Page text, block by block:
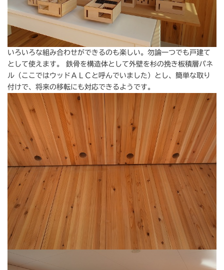
いろいろな組み合わせができるのも楽しい。勿論一つでも戸建て
として使えます。 鉄骨を構造体として外壁を杉の挽き板積層パネ
ル（ここではウッドＡＬＣと呼んでいました）とし、簡単な取り
付けで、将来の移転にも対応できるようです。